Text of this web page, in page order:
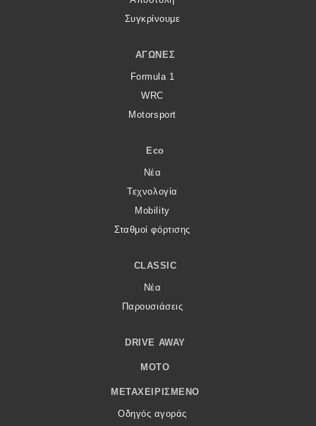
Συγκρίνουμε
ΑΓΏΝΕΣ
Formula 1
WRC
Motorsport
Eco
Νέα
Τεχνολογία
Mobility
Σταθμοί φόρτισης
CLASSIC
Νέα
Παρουσιάσεις
DRIVE AWAY
MOTO
ΜΕΤΑΧΕΙΡΙΣΜΈΝΟ
Οδηγός αγοράς